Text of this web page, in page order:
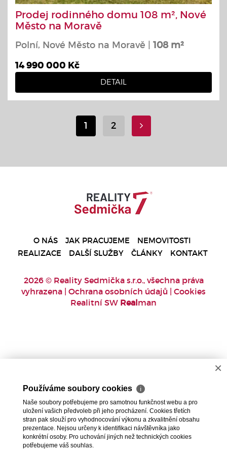
Prodej rodinného domu 108 m², Nové
Město na Moravě
Polní, Nové Město na Moravě | 108 m²
14 990 000 Kč
DETAIL
1 2
O NÁS JAK PRACUJEME
NEMOVITOSTI
REALIZACE
DALŠÍ SLUŽBY ČLÁNKY KONTAKT
2026 © Reality Sedmička s.r.o., všechna práva
vyhrazena | Ochrana osobních údajů
Cookies
Realitní SW Realman
×
Používáme soubory cookies ℹ
Naše soubory potřebujeme pro samotnou funkčnost webu a pro
uložení vašich předvoleb při jeho procházení. Cookies třetích
stran pak slouží pro vyhodnocování výkonu a zkvalitnění obsahu
prezentace. Nejsou určeny k identifikaci návštěvníka jako
konkrétní osoby. Pro uchování jiných než technických cookies
potřebujeme váš souhlas.